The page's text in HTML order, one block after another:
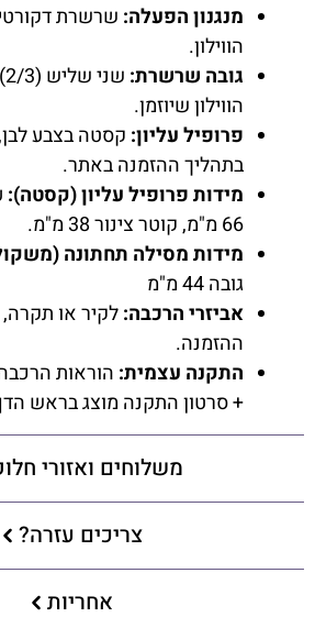
מנגנון הפעלה: שרשרת
הווילון.
גובה שרשרת:
הווילון שיוזמן.
פרופיל עליון: קסטה בצבע
בתהליך ההזמנה באתר.
מידות פרופיל עליון (קסטה):
66 מ"מ, קוטר צינור 38 מ"מ.
מידות מסילה תחתונה
גובה 44 מ"מ
אביזרי הרכבה:לקיר או
ההזמנה.
התקנה עצמית: הוראות
+ סרטון התקנה מוצג בראש
משלוחים ואזורי
צריכים עזרה?
אחריות